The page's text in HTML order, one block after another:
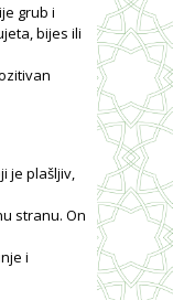
grub i
bijes ili
je plašljiv,
stranu. On
i